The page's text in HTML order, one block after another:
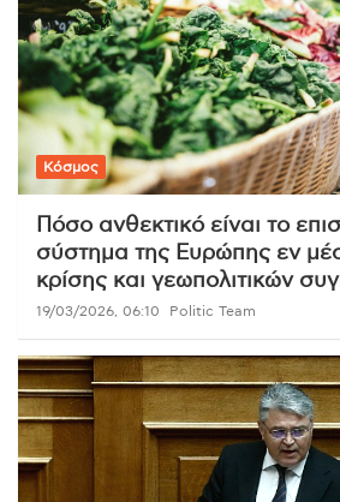
Κόσμος
Πόσο ανθεκτικό είναι το
σύστημα της Ευρώπης εν
κρίσης και γεωπολιτικών
19/03/2026, 06:10 Politic Team